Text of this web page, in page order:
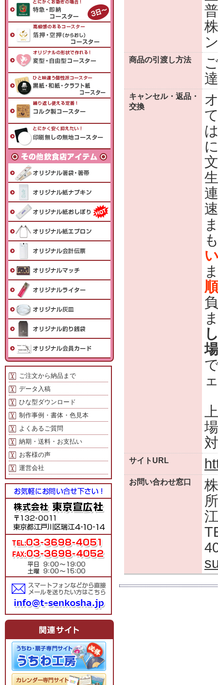
商品の引渡し方法
キャンセル・返品・
交換
サイトURL
お問い合わせ窓口
ご注文から納品まで
データ入稿
ひな型ダウンロード
制作事例・書体・色見本
よくあるご質問
納期・送料・お支払い
お客様の声
運営会社